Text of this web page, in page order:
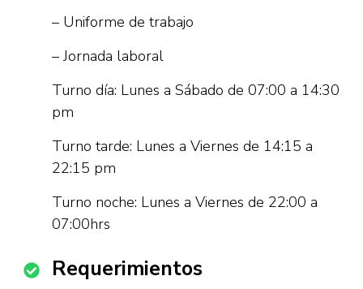
– Uniforme de trabajo
– Jornada laboral
Turno día: Lunes a Sábado de 07:00 a 14:30
pm
Turno tarde: Lunes a Viernes de 14:15 a
22:15 pm
Turno noche: Lunes a Viernes de 22:00 a
07:00hrs
Requerimientos